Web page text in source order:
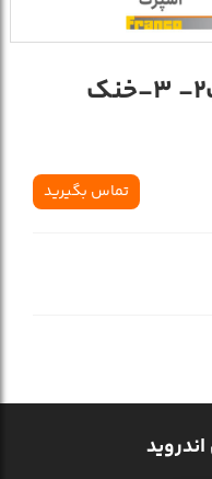
دیسک چرخ جلو 206تیپ2- 3-خنک
تماس بگیرید